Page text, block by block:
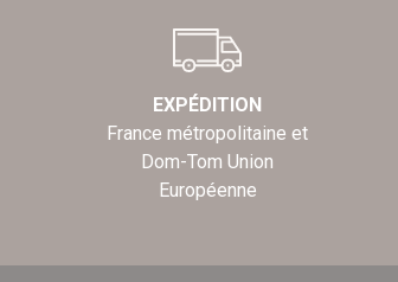
EXPÉDITION
France métropolitaine et
Dom-Tom Union
Européenne